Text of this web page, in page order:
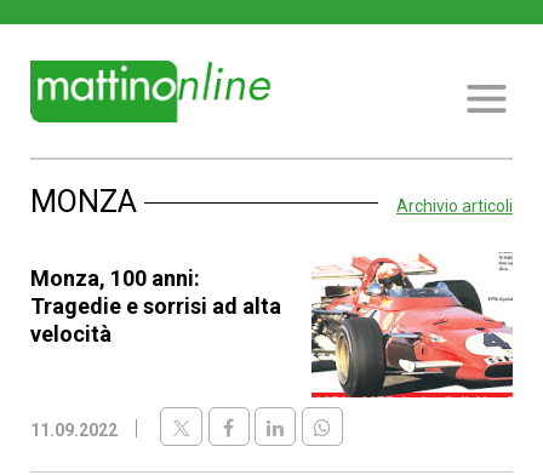
MONZA Archivio articoli
Monza, 100 anni:
Tragedie e sorrisi ad alta
velocità
11.09.2022